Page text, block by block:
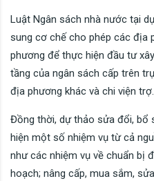
Luật Ngân sách nhà nước tại
sung cơ chế cho phép các địa
phương để thực hiện đầu tư
tầng của ngân sách cấp trên
địa phương khác và chi viện trợ.
Đồng thời, dự thảo sửa đổi, bổ
hiện một số nhiệm vụ từ cả
như các nhiệm vụ về chuẩn bị
hoạch; nâng cấp, mua sắm,